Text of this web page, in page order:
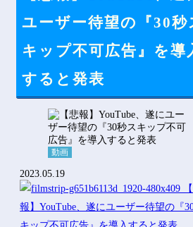
ユーザー待望の『30秒
キップ不可広告』を導
すると発表
動画
2023.05.19